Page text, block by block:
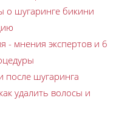
о шугаринге бикини
- мнения экспертов и 6
после шугаринга
удалить волосы и